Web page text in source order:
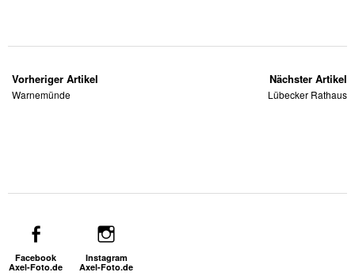
Vorheriger Artikel
Warnemünde
Nächster Artikel
Lübecker Rathaus
Facebook
Axel-Foto.de
Instagram
Axel-Foto.de